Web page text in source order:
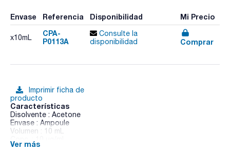
Envase Referencia Disponibilidad Mi Precio
x10mL
CPA-
P0113A
Consulte la
disponibilidad
Comprar
Imprimir ficha de
producto
Características
Disolvente : Acetone
Envase : Ampoule
Volumen : 10 mL
CAS : [2921-88-2]
Ver más